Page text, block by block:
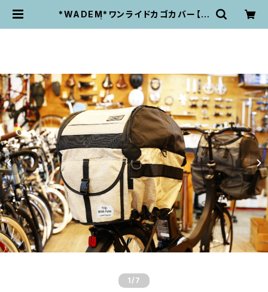
*WADEM*ワンライドカゴカバー【リ
1 /7